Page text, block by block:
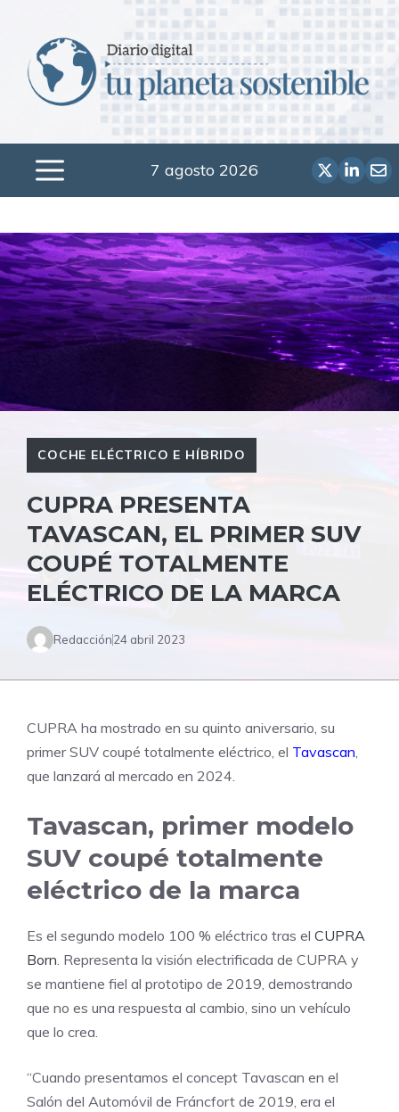
contenido
Menú
7 agosto 2026
COCHE ELÉCTRICO E HÍBRIDO
CUPRA PRESENTA
TAVASCAN, EL PRIMER SUV
COUPÉ TOTALMENTE
ELÉCTRICO DE LA MARCA
Redacción24 abril 2023
CUPRA ha mostrado en su quinto aniversario, su
primer SUV coupé totalmente eléctrico, el Tavascan,
que lanzará al mercado en 2024.
Tavascan, primer modelo
SUV coupé totalmente
eléctrico de la marca
Es el segundo modelo 100 % eléctrico tras el CUPRA
Born. Representa la visión electrificada de CUPRA y
se mantiene fiel al prototipo de 2019, demostrando
que no es una respuesta al cambio, sino un vehículo
que lo crea.
“Cuando presentamos el concept Tavascan en el
Salón del Automóvil de Fráncfort de 2019, era el